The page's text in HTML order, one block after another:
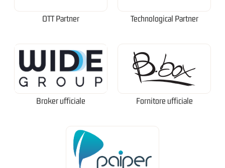
OTT Partner Technological Partner
Broker ufficiale Fornitore ufficiale